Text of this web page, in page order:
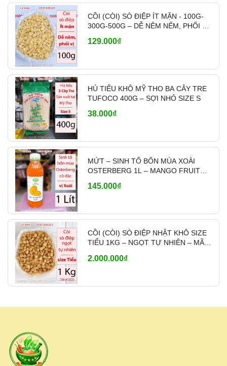
quán ăn, đối tác lâu dài. Có hỗ trợship tỉnh
qua chành xe, nhà xekhi khách mua nhiều,
giao hàng nhanh và linh hoạt theo nhu cầu.
👉 Liên hệ báo giá sỉ & tư vấn:
CỒI (CÒI) SÒ ĐIỆP ÍT MẶN - 100G-
300G-500G – DỄ NÊM NẾM, PHỐI VỊ
129.000₫
HỦ TIẾU KHÔ MỸ THO BA CÂY TRE
TUFOCO 400G – SỢI NHỎ SIZE S
38.000₫
MỨT – SINH TỐ BỐN MÙA XOÀI
OSTERBERG 1L – MANGO FRUIT
145.000₫
CỒI (CÒI) SÒ ĐIỆP NHẬT KHÔ SIZE
TIỂU 1KG – NGỌT TỰ NHIÊN – MÃ
2.000.000₫